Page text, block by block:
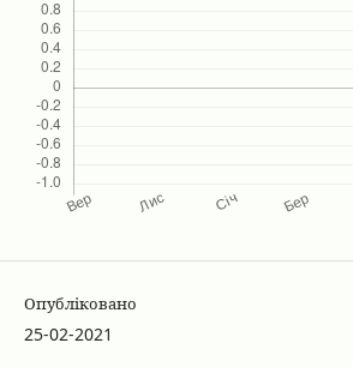
Опубліковано
25-02-2021